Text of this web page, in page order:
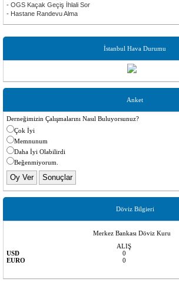
İstanbul Hava Durumu
Anket
Derneğimizin Çalışmalarını Nasıl Buluyorsunuz?
Çok İyi
Memnunum
Daha İyi Olabilirdi
Beğenmiyorum.
Döviz Bilgieri
Merkez Bankası Döviz Kuru
ALIŞ
USD
0
EURO
0
- OGS Kaçak Geçiş İhlali Sor
- Hastane Randevu Alma